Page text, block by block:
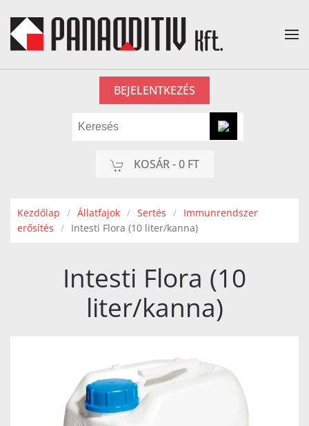
Fő tartalom átugrása
BEJELENTKEZÉS
KOSÁR -0 FT
Kezdőlap Állatfajok Sertés
Immunrendszer
erősítés
Intesti Flora (10 liter/kanna)
Intesti Flora (10
liter/kanna)